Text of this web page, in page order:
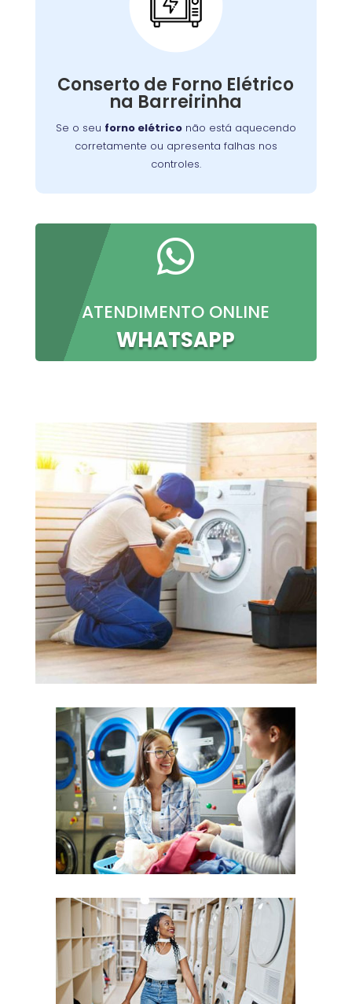
Conserto de Forno Elétrico
na Barreirinha
Se o seu forno elétriconão está aquecendo
corretamente ou apresenta falhas nos
controles.
Conserto de Forno
Elétrico:
o problema, permitindo que você continue a
preparar suas refeições favoritas sem

ATENDIMENTO ONLINE
WHATSAPP